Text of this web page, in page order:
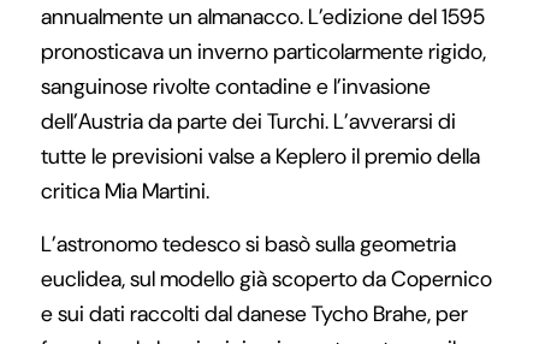
annualmente un almanacco. L’edizione del 1595
pronosticava un inverno particolarmente rigido,
sanguinose rivolte contadine e l’invasione
dell’Austria da parte dei Turchi. L’avverarsi di
tutte le previsioni valse a Keplero il premio della
critica Mia Martini.
L’astronomo tedesco si basò sulla geometria
euclidea, sul modello già scoperto da Copernico
e sui dati raccolti dal danese Tycho Brahe, per